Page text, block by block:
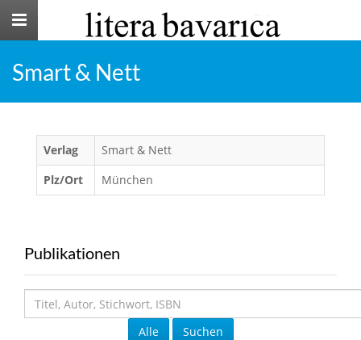
Toggle
Smart & Nett
Verlag
Smart & Nett
Plz/Ort
München
Publikationen
Alle Suchen